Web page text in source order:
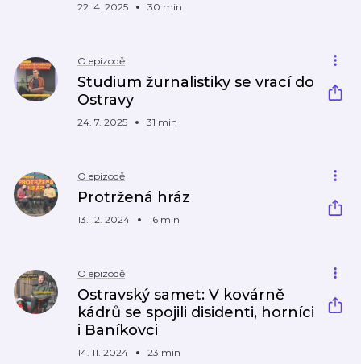
22. 4. 2025 30 min
O epizodě
Studium žurnalistiky se vrací do
Ostravy
24. 7. 2025 31 min
O epizodě
Protržená hráz
13. 12. 2024 16 min
O epizodě
Ostravský samet: V kovárně
kádrů se spojili disidenti, horníci
i Baníkovci
14. 11. 2024 23 min